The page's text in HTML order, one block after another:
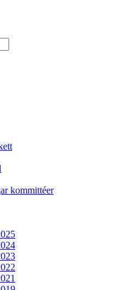
kommittéer